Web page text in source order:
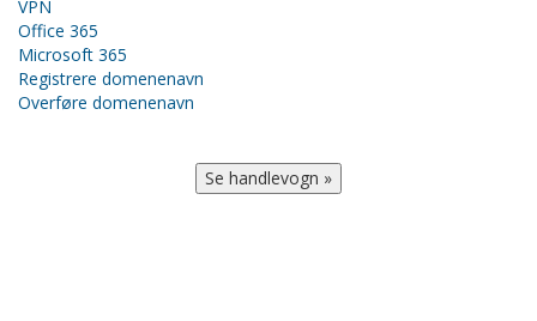
VPN
Office 365
Microsoft 365
Registrere domenenavn
Overføre domenenavn